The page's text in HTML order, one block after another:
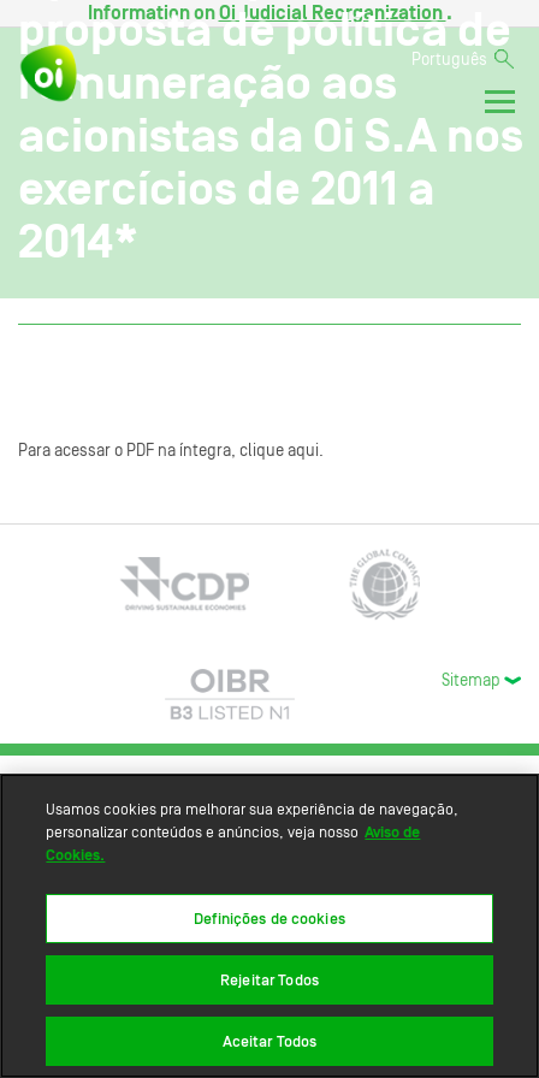
Information onOi Judicial Reorganization .
Português
proposta de política de
remuneração aos
acionistas da Oi S.A nos
exercícios de 2011 a
2014*
Para acessar o PDF na íntegra, clique aqui.
Sitemap
Usamos cookies pra melhorar sua experiência de navegação,
personalizar conteúdos e anúncios, veja nosso Aviso de
Cookies.
Definições de cookies
Rejeitar Todos
Aceitar Todos